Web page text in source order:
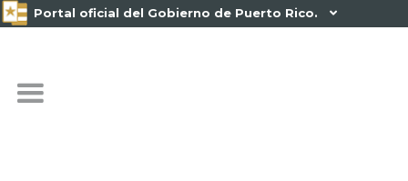
Portal oficial del Gobierno de Puerto Rico. 